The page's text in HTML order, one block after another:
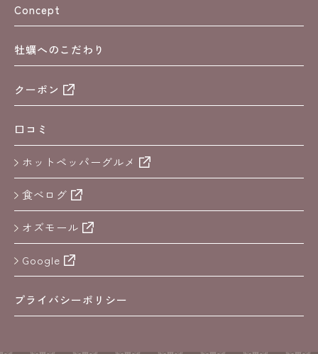
Concept
牡蠣へのこだわり
クーポン
口コミ
ホットペッパーグルメ
食べログ
オズモール
Google
プライバシーポリシー